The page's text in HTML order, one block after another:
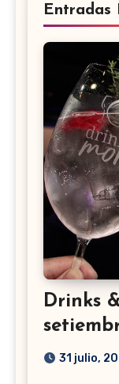
Entradas
Drinks
31 julio,